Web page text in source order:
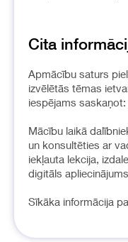
Cita
Apmācību saturs
izvēlētās tēmas
iespējams
Mācību laikā
un konsultēties ar
iekļauta lekcija,
digitāls
Sīkāka informācija